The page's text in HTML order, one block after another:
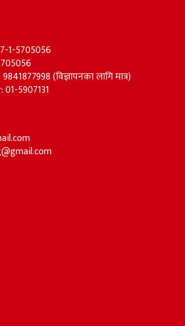
1-5705056
(विज्ञापनका लागि मात्र)
5907131